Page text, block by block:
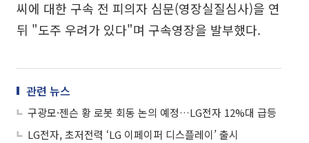
씨에 대한 구속 전 피의자 심문(영장실질심사)을 연
뒤 "도주 우려가 있다"며 구속영장을 발부했다.
관련 뉴스
구광모·젠슨 황 로봇 회동 논의 예정…LG전자 12%대 급등
LG전자, 초저전력 ‘LG 이페이퍼 디스플레이’ 출시